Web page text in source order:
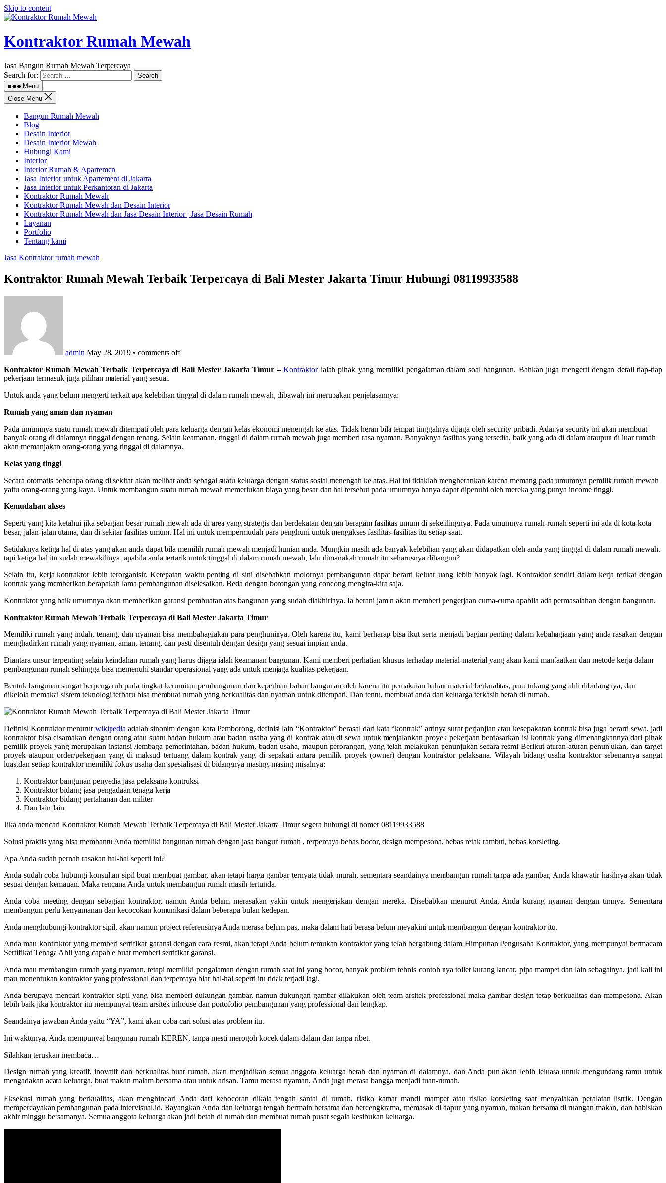
Skip to content
Kontraktor Rumah Mewah
Jasa Bangun Rumah Mewah Terpercaya
Search for:
Menu
Close Menu
Bangun Rumah Mewah
Blog
Desain Interior
Desain Interior Mewah
Hubungi Kami
Interior
Interior Rumah & Apartemen
Jasa Interior untuk Apartement di Jakarta
Jasa Interior untuk Perkantoran di Jakarta
Kontraktor Rumah Mewah
Kontraktor Rumah Mewah dan Desain Interior
Kontraktor Rumah Mewah dan Jasa Desain Interior | Jasa Desain Rumah
Layanan
Portfolio
Tentang kami
Jasa Kontraktor rumah mewah
Kontraktor Rumah Mewah Terbaik Terpercaya di Bali Mester Jakarta Timur Hubungi 08119933588
admin May 28, 2019 • comments off
Kontraktor Rumah Mewah Terbaik Terpercaya di Bali Mester Jakarta Timur –Kontraktorialah pihak yang memiliki pengalaman dalam soal bangunan. Bahkan juga mengerti dengan detail tiap-tiap
pekerjaan termasuk juga pilihan material yang sesuai.
Untuk anda yang belum mengerti terkait apa kelebihan tinggal di dalam rumah mewah, dibawah ini merupakan penjelasannya:
Rumah yang aman dan nyaman
Pada umumnya suatu rumah mewah ditempati oleh para keluarga dengan kelas ekonomi menengah ke atas. Tidak heran bila tempat tinggalnya dijaga oleh security pribadi. Adanya security ini akan membuat
banyak orang di dalamnya tinggal dengan tenang. Selain keamanan, tinggal di dalam rumah mewah juga memberi rasa nyaman. Banyaknya fasilitas yang tersedia, baik yang ada di dalam ataupun di luar rumah
akan memanjakan orang-orang yang tinggal di dalamnya.
Kelas yang tinggi
Secara otomatis beberapa orang di sekitar akan melihat anda sebagai suatu keluarga dengan status sosial menengah ke atas. Hal ini tidaklah mengherankan karena memang pada umumnya pemilik rumah mewah
yaitu orang-orang yang kaya. Untuk membangun suatu rumah mewah memerlukan biaya yang besar dan hal tersebut pada umumnya hanya dapat dipenuhi oleh mereka yang punya income tinggi.
Kemudahan akses
Seperti yang kita ketahui jika sebagian besar rumah mewah ada di area yang strategis dan berdekatan dengan beragam fasilitas umum di sekelilingnya. Pada umumnya rumah-rumah seperti ini ada di kota-kota
besar, jalan-jalan utama, dan di sekitar fasilitas umum. Hal ini untuk mempermudah para penghuni untuk mengakses fasilitas-fasilitas itu setiap saat.
Setidaknya ketiga hal di atas yang akan anda dapat bila memilih rumah mewah menjadi hunian anda. Mungkin masih ada banyak kelebihan yang akan didapatkan oleh anda yang tinggal di dalam rumah mewah.
tapi ketiga hal itu sudah mewakilinya. apabila anda tertarik untuk tinggal di dalam rumah mewah, lalu dimanakah rumah itu seharusnya dibangun?
Selain itu, kerja kontraktor lebih terorganisir. Ketepatan waktu penting di sini disebabkan molornya pembangunan dapat berarti keluar uang lebih banyak lagi. Kontraktor sendiri dalam kerja terikat dengan
kontrak yang memberikan berapakah lama pembangunan diselesaikan. Beda dengan borongan yang condong mengira-kira saja.
Kontraktor yang baik umumnya akan memberikan garansi pembuatan atas bangunan yang sudah diakhirinya. Ia berani jamin akan memberi pengerjaan cuma-cuma apabila ada permasalahan dengan bangunan.
Kontraktor Rumah Mewah Terbaik Terpercaya di Bali Mester Jakarta Timur
Memiliki rumah yang indah, tenang, dan nyaman bisa membahagiakan para penghuninya. Oleh karena itu, kami berharap bisa ikut serta menjadi bagian penting dalam kebahagiaan yang anda rasakan dengan
menghadirkan rumah yang nyaman, aman, tenang, dan pasti disentuh dengan design yang sesuai impian anda.
Diantara unsur terpenting selain keindahan rumah yang harus dijaga ialah keamanan bangunan. Kami memberi perhatian khusus terhadap material-material yang akan kami manfaatkan dan metode kerja dalam
pembangunan rumah sehingga bisa memenuhi standar operasional yang ada untuk menjaga kualitas pekerjaan.
Bentuk bangunan sangat berpengaruh pada tingkat kerumitan pembangunan dan keperluan bahan bangunan oleh karena itu pemakaian bahan material berkualitas, para tukang yang ahli dibidangnya, dan
dikelola memakai sistem teknologi terbaru bisa membuat rumah yang berkualitas dan nyaman untuk ditempati. Dan tentu, membuat anda dan keluarga terkasih betah di rumah.
Definisi Kontraktor menurut wikipedia adalah sinonim dengan kata Pemborong, definisi lain “Kontraktor” berasal dari kata “kontrak” artinya surat perjanjian atau kesepakatan kontrak bisa juga berarti sewa, jadi
kontraktor bisa disamakan dengan orang atau suatu badan hukum atau badan usaha yang di kontrak atau di sewa untuk menjalankan proyek pekerjaan berdasarkan isi kontrak yang dimenangkannya dari pihak
pemilik proyek yang merupakan instansi /lembaga pemerintahan, badan hukum, badan usaha, maupun perorangan, yang telah melakukan penunjukan secara resmi Berikut aturan-aturan penunjukan, dan target
proyek ataupun order/pekerjaan yang di maksud tertuang dalam kontrak yang di sepakati antara pemilik proyek (owner) dengan kontraktor pelaksana. Wilayah bidang usaha kontraktor sebenarnya sangat
luas,dan setiap kontraktor memiliki fokus usaha dan spesialisasi di bidangnya masing-masing misalnya:
Kontraktor bangunan penyedia jasa pelaksana kontruksi
Kontraktor bidang jasa pengadaan tenaga kerja
Kontraktor bidang pertahanan dan militer
Dan lain-lain
Jika anda mencari Kontraktor Rumah Mewah Terbaik Terpercaya di Bali Mester Jakarta Timur segera hubungi di nomer 08119933588
Solusi praktis yang bisa membantu Anda memiliki bangunan rumah dengan jasa bangun rumah , terpercaya bebas bocor, design mempesona, bebas retak rambut, bebas korsleting.
Apa Anda sudah pernah rasakan hal-hal seperti ini?
Anda sudah coba hubungi konsultan sipil buat membuat gambar, akan tetapi harga gambar ternyata tidak murah, sementara seandainya membangun rumah tanpa ada gambar, Anda khawatir hasilnya akan tidak
sesuai dengan kemauan. Maka rencana Anda untuk membangun rumah masih tertunda.
Anda coba meeting dengan sebagian kontraktor, namun Anda belum merasakan yakin untuk mengerjakan dengan mereka. Disebabkan menurut Anda, Anda kurang nyaman dengan timnya. Sementara
membangun perlu kenyamanan dan kecocokan komunikasi dalam beberapa bulan kedepan.
Anda menghubungi kontraktor sipil, akan namun project referensinya Anda merasa belum pas, maka dalam hati berasa belum meyakini untuk membangun dengan kontraktor itu.
Anda mau kontraktor yang memberi sertifikat garansi dengan cara resmi, akan tetapi Anda belum temukan kontraktor yang telah bergabung dalam Himpunan Pengusaha Kontraktor, yang mempunyai bermacam
Sertifikat Tenaga Ahli yang capable buat memberi sertifikat garansi.
Anda mau membangun rumah yang nyaman, tetapi memiliki pengalaman dengan rumah saat ini yang bocor, banyak problem tehnis contoh nya toilet kurang lancar, pipa mampet dan lain sebagainya, jadi kali ini
mau menentukan kontraktor yang professional dan terpercaya biar hal-hal seperti itu tidak terjadi lagi.
Anda berupaya mencari kontraktor sipil yang bisa memberi dukungan gambar, namun dukungan gambar dilakukan oleh team arsitek professional maka gambar design tetap berkualitas dan mempesona. Akan
lebih baik jika kontraktor itu mempunyai team arsitek inhouse dan portofolio pembangunan yang professional dan lengkap.
Seandainya jawaban Anda yaitu “YA”, kami akan coba cari solusi atas problem itu.
Ini waktunya, Anda mempunyai bangunan rumah KEREN, tanpa mesti merogoh kocek dalam-dalam dan tanpa ribet.
Silahkan teruskan membaca…
Design rumah yang kreatif, inovatif dan berkualitas buat rumah, akan menjadikan semua anggota keluarga betah dan nyaman di dalamnya, dan Anda pun akan lebih leluasa untuk mengundang tamu untuk
mengadakan acara keluarga, buat makan malam bersama atau untuk arisan. Tamu merasa nyaman, Anda juga merasa bangga menjadi tuan-rumah.
Eksekusi rumah yang berkualitas, akan menghindari Anda dari kebocoran dikala tengah santai di rumah, risiko kamar mandi mampet atau risiko korsleting saat menyalakan peralatan listrik. Dengan
mempercayakan pembangunan pada intervisual.id, Bayangkan Anda dan keluarga tengah bermain bersama dan bercengkrama, memasak di dapur yang nyaman, makan bersama di ruangan makan, dan habiskan
akhir minggu bersamanya. Semua anggota keluarga akan jadi betah di rumah dan membuat rumah pusat segala kesibukan keluarga.